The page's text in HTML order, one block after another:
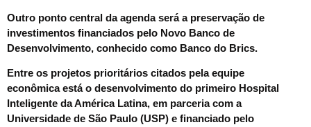
Outro ponto central da agenda será a preservação de
investimentos financiados pelo Novo Banco de
Desenvolvimento, conhecido como Banco do Brics.
Entre os projetos prioritários citados pela equipe
econômica está o desenvolvimento do primeiro Hospital
Inteligente da América Latina, em parceria com a
Universidade de São Paulo (USP) e financiado pelo